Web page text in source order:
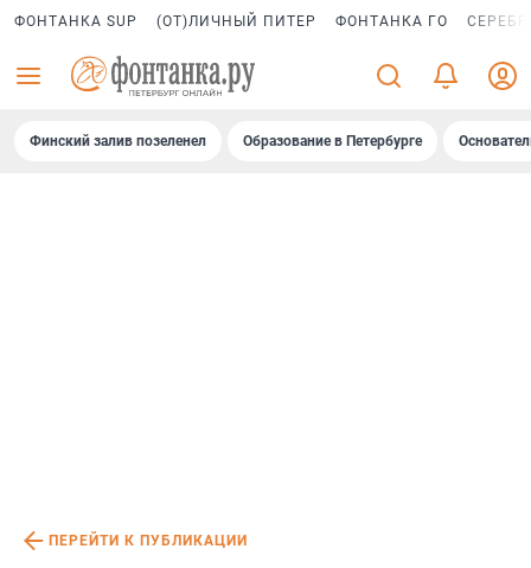
ФОНТАНКА SUP (ОТ)ЛИЧНЫЙ ПИТЕР ФОНТАНКА ГО
Финский залив позеленел Образование в Петербурге
ПЕРЕЙТИ К ПУБЛИКАЦИИ